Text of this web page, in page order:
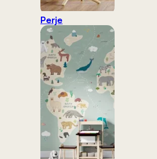
Perje